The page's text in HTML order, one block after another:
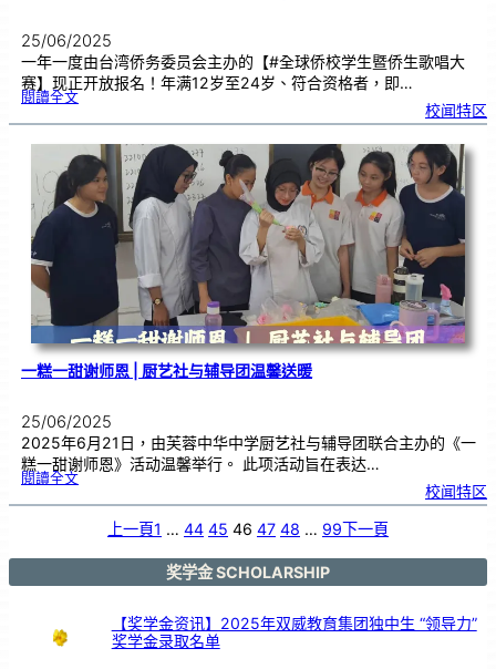
25/06/2025
一年一度由台湾侨务委员会主办的【#全球侨校学生暨侨生歌唱大
赛】现正开放报名！年满12岁至24岁、符合资格者，即…
閱讀全文:
2
5
全
球
侨
生
暨
侨
生
歌
唱
校闻特区
一糕一甜谢师恩 | 厨艺社与辅导团温馨送暖
25/06/2025
2025年6月21日，由芙蓉中华中学厨艺社与辅导团联合主办的《一
糕一甜谢师恩》活动温馨举行。 此项活动旨在表达…
閱讀全文:一
一
甜
艺
社
导
校闻特区
上一頁1 … 44 45 46 47 48 … 99下一頁
奖学金 SCHOLARSHIP
【奖学金资讯】2025年双威教育集团独中生 “领导力”
奖学金录取名单